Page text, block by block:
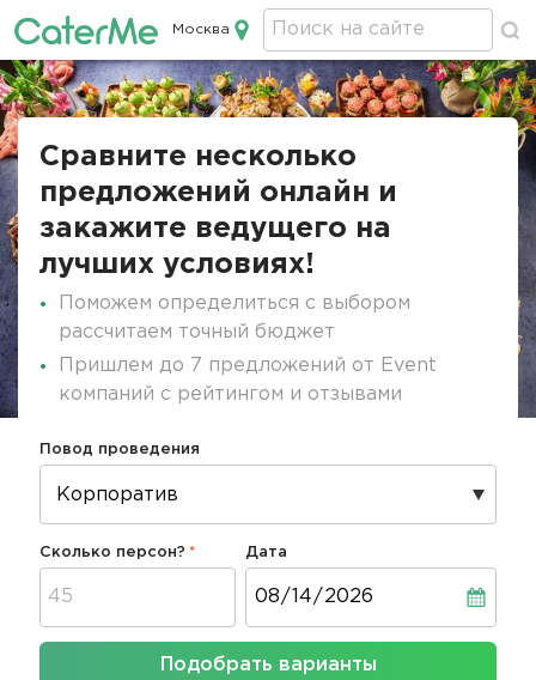
Кейтеринг в Москве
Москва
Строка
Сравните несколько
предложений онлайн и
закажите ведущего на
лучших условиях!
Поможем определиться с выбором
рассчитаем точный бюджет
Пришлем до 7 предложений от Event
компаний с рейтингом и отзывами
Повод проведения
Сколько персон? Дата
Подобрать варианты